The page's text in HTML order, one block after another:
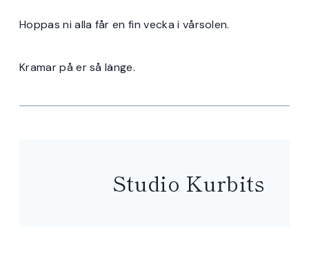
Hoppas ni alla får en fin vecka i vårsolen.
Kramar på er så länge.
Studio Kurbits